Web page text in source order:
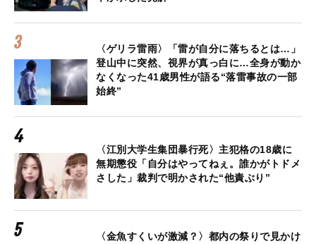
〈ゲリラ雷雨〉「雷が自分に落ちるとは…」
登山中に突然、視界が真っ白に…全身が動か
なくなった41歳男性が語る“落雷事故の一部
始終”
〈江別大学生集団暴行死〉主犯格の18歳に
無期懲役「自分はやってねぇ。誰かがトドメ
さした」裁判で明かされた“他責ぶり”
〈金魚すくいが激減？〉都内の祭りで見かけ